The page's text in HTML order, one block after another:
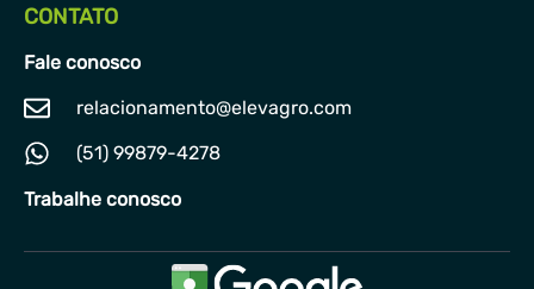
CONTATO
Fale conosco
relacionamento@elevagro.com
(51) 99879-4278
Trabalhe conosco